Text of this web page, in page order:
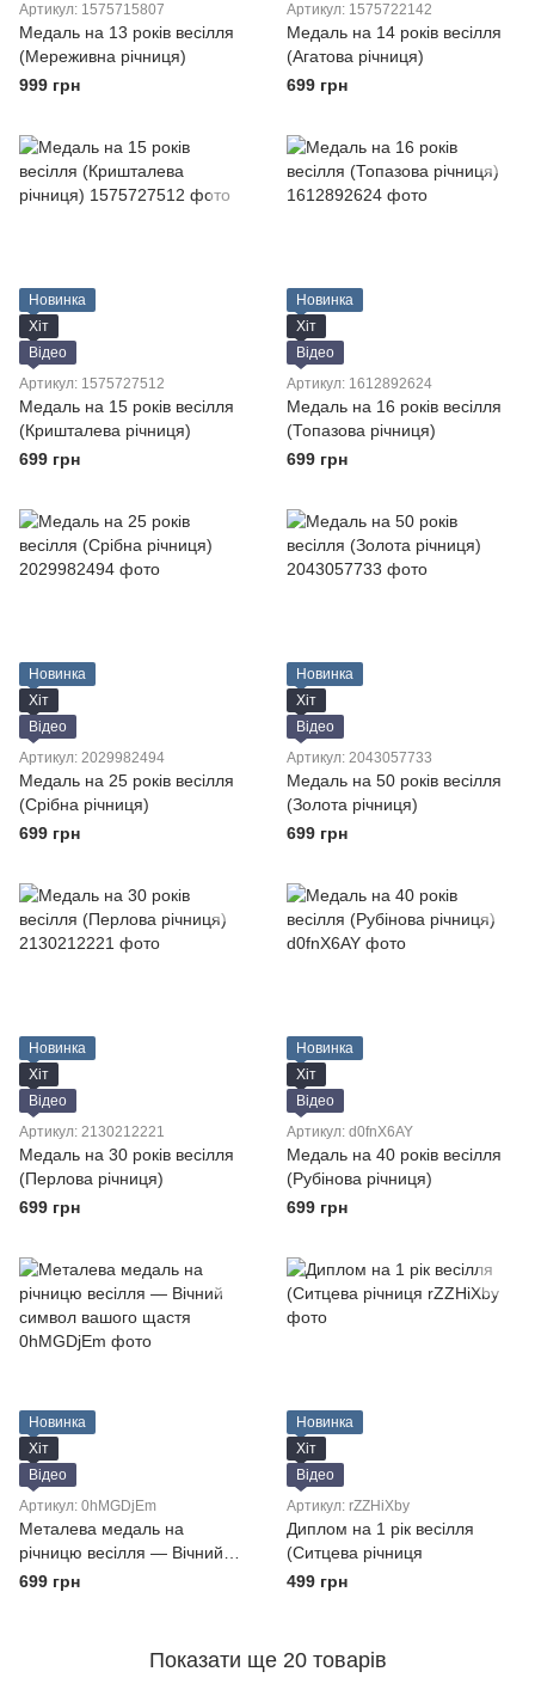
Артикул: 1575715807
Медаль на 13 років весілля
(Мереживна річниця)
999 грн
Артикул: 1575722142
Медаль на 14 років весілля
(Агатова річниця)
699 грн
Новинка
Хіт
Відео
Артикул: 1575727512
Медаль на 15 років весілля
(Кришталева річниця)
699 грн
Новинка
Хіт
Відео
Артикул: 1612892624
Медаль на 16 років весілля
(Топазова річниця)
699 грн
Новинка
Хіт
Відео
Артикул: 2029982494
Медаль на 25 років весілля
(Срібна річниця)
699 грн
Новинка
Хіт
Відео
Артикул: 2043057733
Медаль на 50 років весілля
(Золота річниця)
699 грн
Новинка
Хіт
Відео
Артикул: 2130212221
Медаль на 30 років весілля
(Перлова річниця)
699 грн
Новинка
Хіт
Відео
Артикул: d0fnX6AY
Медаль на 40 років весілля
(Рубінова річниця)
699 грн
Новинка
Хіт
Відео
Артикул: 0hMGDjEm
Металева медаль на
річницю весілля — Вічний
символ вашого щастя
699 грн
Новинка
Хіт
Відео
Артикул: rZZHiXby
Диплом на 1 рік весілля
(Ситцева річниця
499 грн
Показати ще 20 товарів